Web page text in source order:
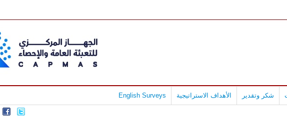
شكر وتقدير الأهداف الاستراتيجية English Surveys